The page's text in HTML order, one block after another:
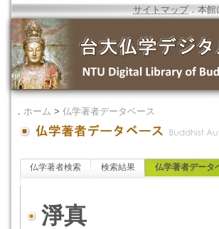
サイトマップ．本館
． ホーム > 仏学著者データベース
仏学著者検索 検索結果 仏学著者データ
淨真